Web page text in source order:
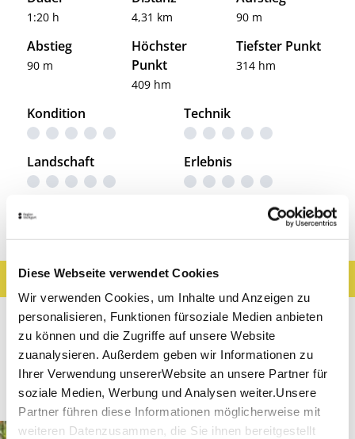
Diese Webseite verwendet Cookies
Wir verwenden Cookies, um Inhalte und Anzeigen zu
personalisieren, Funktionen fürsoziale Medien anbieten
zu können und die Zugriffe auf unsere Website
zuanalysieren. Außerdem geben wir Informationen zu
Ihrer Verwendung unsererWebsite an unsere Partner für
soziale Medien, Werbung und Analysen weiter.Unsere
Partner führen diese Informationen möglicherweise mit
weiteren Datenzusammen, die Sie ihnen bereitgestellt
1:20 h 4,31 km 90 m
Abstieg
90 m
Höchster
Punkt
409 hm
Tiefster Punkt
314 hm
Kondition Technik
Landschaft Erlebnis
Ergebnisse filtern
Sehenswertes
Gastronomie Wein
Museen & Ausstellungen Freizeit
Mutlangen Entfernung anzeigen